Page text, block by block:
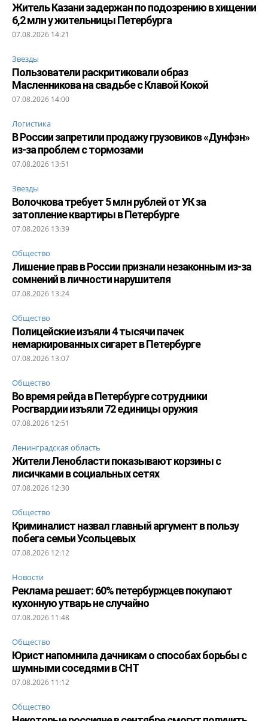
Житель Казани задержан по подозрению в хищении
6,2 млн у жительницы Петербурга
07.08.2026 14:21
Звезды
Пользователи раскритиковали образ
Масленникова на свадьбе с Клавой Кокой
07.08.2026 14:00
Логистика
В России запретили продажу грузовиков «Дунфэн»
из-за проблем с тормозами
07.08.2026 13:51
Звезды
Волочкова требует 5 млн рублей от УК за
затопление квартиры в Петербурге
07.08.2026 13:39
Общество
Лишение прав в России признали незаконным из-за
сомнений в личности нарушителя
07.08.2026 13:24
Общество
Полицейские изъяли 4 тысячи пачек
немаркированных сигарет в Петербурге
07.08.2026 13:07
Общество
Во время рейда в Петербурге сотрудники
Росгвардии изъяли 72 единицы оружия
07.08.2026 12:51
Ленинградская область
Жители Ленобласти показывают корзины с
лисичками в социальных сетях
07.08.2026 12:30
Общество
Криминалист назвал главный аргумент в пользу
побега семьи Усольцевых
07.08.2026 12:12
Новости
Реклама решает: 60% петербуржцев покупают
кухонную утварь не случайно
07.08.2026 11:48
Общество
Юрист напомнила дачникам о способах борьбы с
шумными соседями в СНТ
07.08.2026 11:12
Общество